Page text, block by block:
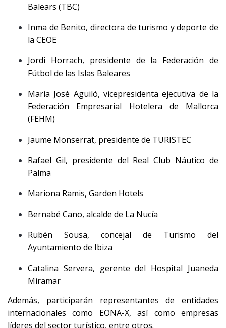
Balears (TBC)
Inma de Benito, directora de turismo y deporte de
la CEOE
Jordi Horrach, presidente de la Federación de
Fútbol de las Islas Baleares
María José Aguiló, vicepresidenta ejecutiva de la
Federación Empresarial Hotelera de Mallorca
(FEHM)
Jaume Monserrat, presidente de TURISTEC
Rafael Gil, presidente del Real Club Náutico de
Palma
Mariona Ramis, Garden Hotels
Bernabé Cano, alcalde de La Nucía
Rubén Sousa, concejal de Turismo del
Ayuntamiento de Ibiza
Catalina Servera, gerente del Hospital Juaneda
Miramar
Además, participarán representantes de entidades
internacionales como EONA-X, así como empresas
líderes del sector turístico, entre otros.